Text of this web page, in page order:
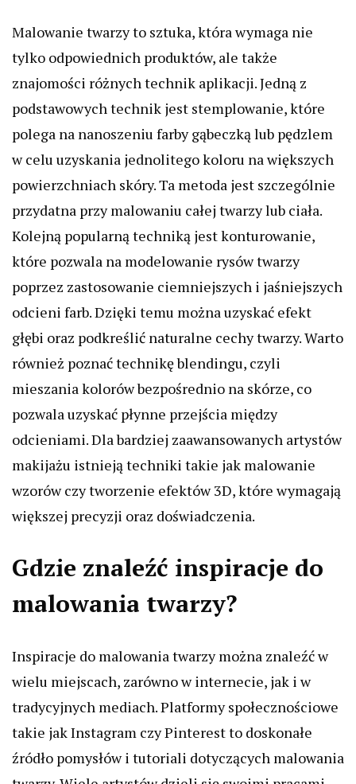
Malowanie twarzy to sztuka, która wymaga nie
tylko odpowiednich produktów, ale także
znajomości różnych technik aplikacji. Jedną z
podstawowych technik jest stemplowanie, które
polega na nanoszeniu farby gąbeczką lub pędzlem
w celu uzyskania jednolitego koloru na większych
powierzchniach skóry. Ta metoda jest szczególnie
przydatna przy malowaniu całej twarzy lub ciała.
Kolejną popularną techniką jest konturowanie,
które pozwala na modelowanie rysów twarzy
poprzez zastosowanie ciemniejszych i jaśniejszych
odcieni farb. Dzięki temu można uzyskać efekt
głębi oraz podkreślić naturalne cechy twarzy. Warto
również poznać technikę blendingu, czyli
mieszania kolorów bezpośrednio na skórze, co
pozwala uzyskać płynne przejścia między
odcieniami. Dla bardziej zaawansowanych artystów
makijażu istnieją techniki takie jak malowanie
wzorów czy tworzenie efektów 3D, które wymagają
większej precyzji oraz doświadczenia.
Gdzie znaleźć inspiracje do
malowania twarzy?
Inspiracje do malowania twarzy można znaleźć w
wielu miejscach, zarówno w internecie, jak i w
tradycyjnych mediach. Platformy społecznościowe
takie jak Instagram czy Pinterest to doskonałe
źródło pomysłów i tutoriali dotyczących malowania